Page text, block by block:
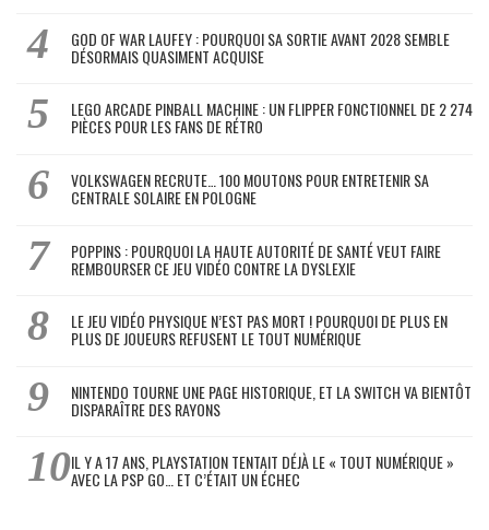
GOD OF WAR LAUFEY : POURQUOI SA SORTIE AVANT 2028 SEMBLE
DÉSORMAIS QUASIMENT ACQUISE
LEGO ARCADE PINBALL MACHINE : UN FLIPPER FONCTIONNEL DE 2 274
PIÈCES POUR LES FANS DE RÉTRO
VOLKSWAGEN RECRUTE… 100 MOUTONS POUR ENTRETENIR SA
CENTRALE SOLAIRE EN POLOGNE
POPPINS : POURQUOI LA HAUTE AUTORITÉ DE SANTÉ VEUT FAIRE
REMBOURSER CE JEU VIDÉO CONTRE LA DYSLEXIE
LE JEU VIDÉO PHYSIQUE N’EST PAS MORT ! POURQUOI DE PLUS EN
PLUS DE JOUEURS REFUSENT LE TOUT NUMÉRIQUE
NINTENDO TOURNE UNE PAGE HISTORIQUE, ET LA SWITCH VA BIENTÔT
DISPARAÎTRE DES RAYONS
IL Y A 17 ANS, PLAYSTATION TENTAIT DÉJÀ LE « TOUT NUMÉRIQUE »
AVEC LA PSP GO… ET C’ÉTAIT UN ÉCHEC